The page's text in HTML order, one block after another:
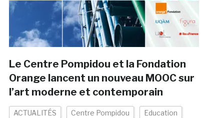
Le Centre Pompidou et la Fondation
Orange lancent un nouveau MOOC sur
l’art moderne et contemporain
ACTUALITÉS Centre Pompidou Education